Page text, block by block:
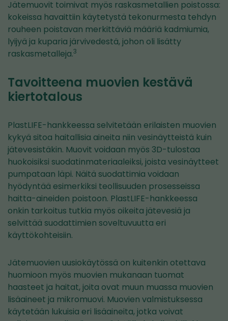
Jätemuovit toimivat myös raskasmetallien poistossa:
kokeissa havaittiin käytetystä tekonurmesta tehdyn
rouheen poistavan merkittäviä määriä kadmiumia,
lyijyä ja kuparia järvivedestä, johon oli lisätty
raskasmetalleja.3
Tavoitteena muovien kestävä
kiertotalous
PlastLIFE-hankkeessa selvitetään erilaisten muovien
kykyä sitoa haitallisia aineita niin vesinäytteistä kuin
jätevesistäkin. Muovit voidaan myös 3D-tulostaa
huokoisiksi suodatinmateriaaleiksi, joista vesinäytteet
pumpataan läpi. Näitä suodattimia voidaan
hyödyntää esimerkiksi teollisuuden prosesseissa
haitta-aineiden poistoon. PlastLIFE-hankkeessa
onkin tarkoitus tutkia myös oikeita jätevesiä ja
selvittää suodattimien soveltuvuutta eri
käyttökohteisiin.
Jätemuovien uusiokäytössä on kuitenkin otettava
huomioon myös muovien mukanaan tuomat
haasteet ja haitat, joita ovat muun muassa muovien
lisäaineet ja mikromuovi. Muovien valmistuksessa
käytetään lukuisia eri lisäaineita, jotka voivat